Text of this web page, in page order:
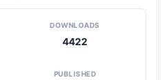
DOWNLOADS
4422
PUBLISHED